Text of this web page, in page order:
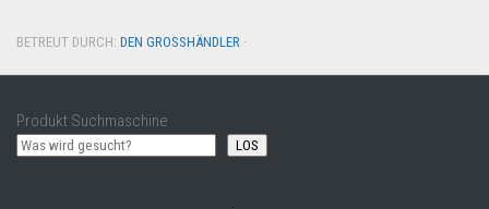
BETREUT DURCH: DEN GROSSHÄNDLER ·
Produkt Suchmaschine
LOS